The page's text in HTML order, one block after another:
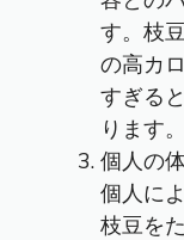
す。枝
の高カ
すぎる
ります。
個人の
個人に
枝豆を